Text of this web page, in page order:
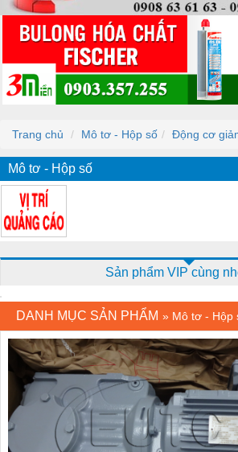
Trang chủ Mô tơ - Hộp số Động cơ
Mô tơ - Hộp số
Sản phẩm VIP cùng
DANH MỤC SẢN PHẨM » Mô tơ - Hộp